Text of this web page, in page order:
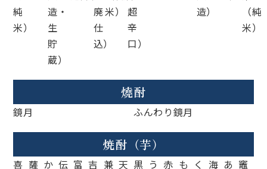
純
米）
造・
生
貯
蔵）
廃
仕
込）
米）
超
辛
口）
造）
（純
米）
燒酎
鏡月 ふんわり鏡月
焼酎（芋）
喜 薩 か 伝 富 吉 兼 天 黒 う 赤 も く 海 あ 竈